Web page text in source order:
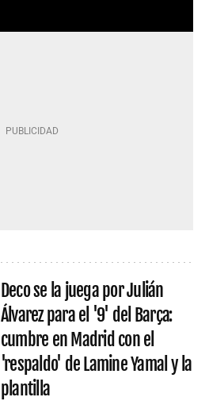
Deco se la juega por Julián
Álvarez para el '9' del Barça:
cumbre en Madrid con el
'respaldo' de Lamine Yamal y la
plantilla